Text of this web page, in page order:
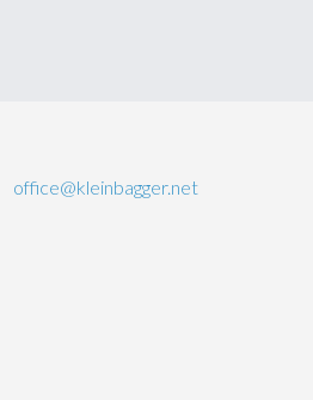
office@kleinbagger.net